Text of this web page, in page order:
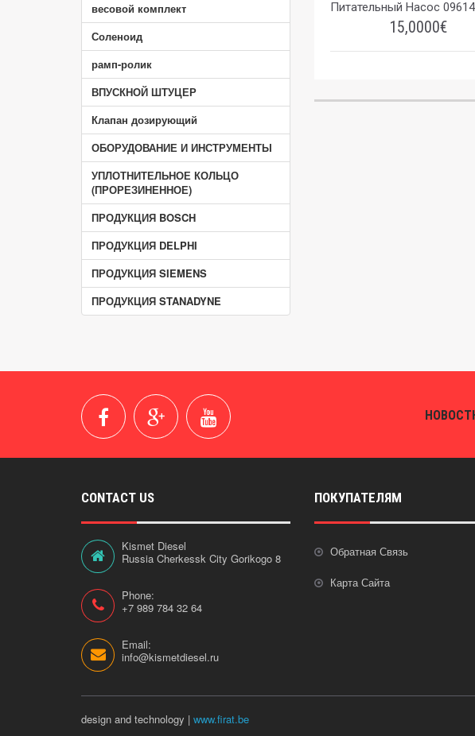
весовой комплект
Соленоид
рамп-ролик
ВПУСКНОЙ ШТУЦЕР
Клапан дозирующий
ОБОРУДОВАНИЕ И ИНСТРУМЕНТЫ
УПЛОТНИТЕЛЬНОЕ КОЛЬЦО
(ПРОРЕЗИНЕННОЕ)
ПРОДУКЦИЯ BOSCH
ПРОДУКЦИЯ DELPHI
ПРОДУКЦИЯ SIEMENS
ПРОДУКЦИЯ STANADYNE
15,0000€
CONTACT US
Kismet Diesel
Russia Cherkessk City Gorikogo 8
Phone:
+7 989 784 32 64
Email:
info@kismetdiesel.ru
ПОКУПАТЕЛЯМ
Обратная Связь
Карта Сайта
design and technology | www.firat.be